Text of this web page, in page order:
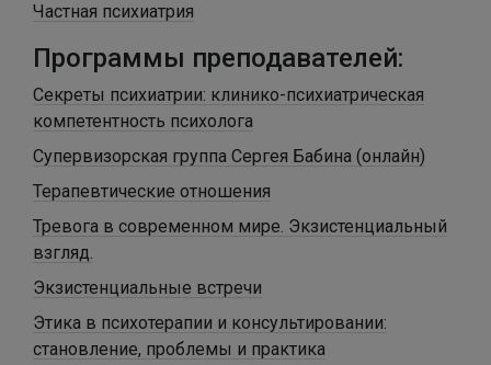
Частная психиатрия
Программы преподавателей:
Секреты психиатрии: клинико-психиатрическая
компетентность психолога
Супервизорская группа Сергея Бабина (онлайн)
Терапевтические отношения
Тревога в современном мире. Экзистенциальный
взгляд.
Экзистенциальные встречи
Этика в психотерапии и консультировании:
становление, проблемы и практика